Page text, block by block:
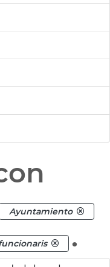
Ayuntamiento
.